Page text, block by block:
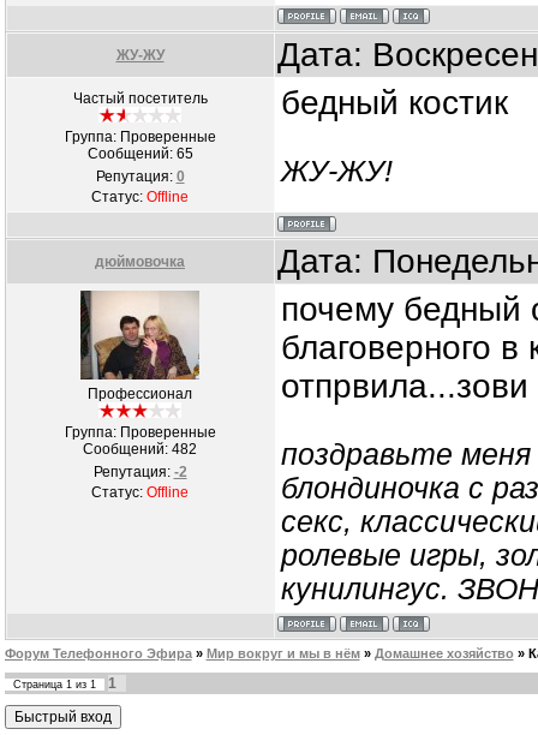
ЖУ-ЖУ Дата:
Частый посетитель
Группа: Проверенные
Сообщений: 65
Репутация: 0
Статус: Offline
бедный костик
ЖУ-ЖУ!
дюймовочка Дата:
Профессионал
Группа: Проверенные
Сообщений: 482
Репутация: -2
Статус: Offline
почему бедный
благоверного
отпрвила...зови
поздравьте
блондиночка с
секс,
ролевые игры,
кунилингус.
Форум Телефонного Эфира » Мир вокруг и мы в нём » Домашнее хозяйство »
Страница 1из 1 1